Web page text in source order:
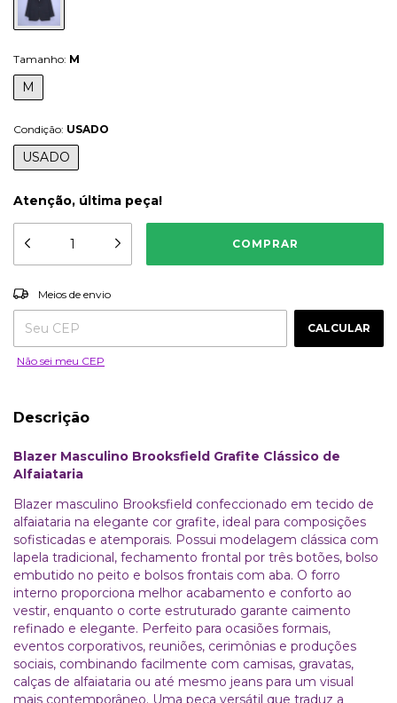
Tamanho: M
M
Condição: USADO
USADO
Atenção, última peça!
Entregas para o CEP:
Meios de envio
CALCULAR
Não sei meu CEP
Descrição
Blazer Masculino Brooksfield Grafite Clássico de
Alfaiataria
Blazer masculino Brooksfield confeccionado em tecido de
alfaiataria na elegante cor grafite, ideal para composições
sofisticadas e atemporais. Possui modelagem clássica com
lapela tradicional, fechamento frontal por três botões, bolso
embutido no peito e bolsos frontais com aba. O forro
interno proporciona melhor acabamento e conforto ao
vestir, enquanto o corte estruturado garante caimento
refinado e elegante. Perfeito para ocasiões formais,
eventos corporativos, reuniões, cerimônias e produções
sociais, combinando facilmente com camisas, gravatas,
calças de alfaiataria ou até mesmo jeans para um visual
mais contemporâneo. Uma peça versátil que traduz a